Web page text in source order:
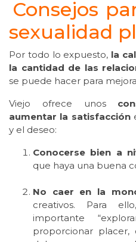
Consejos
sexualidad
Por todo lo expuesto, la
la cantidad de las
se puede hacer para
Viejo ofrece unos
aumentar la satisfacción
y el deseo:
Conocerse bien a
que haya una buena
No caer en la
creativos. Para
importante
proporcionar placer,